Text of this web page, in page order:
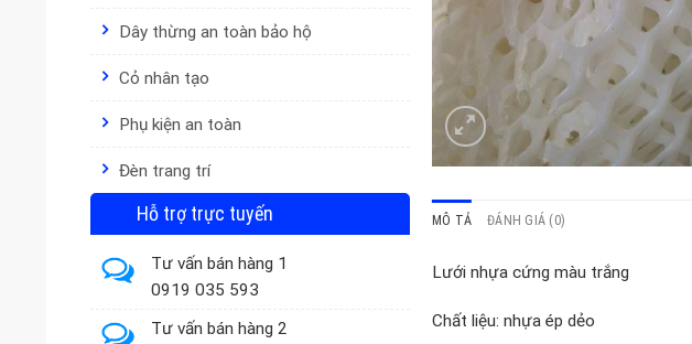
Dây thừng an toàn bảo hộ
Cỏ nhân tạo
Phụ kiện an toàn
Đèn trang trí
Hỗ trợ trực tuyến
Tư vấn bán hàng 1
0919 035 593
Tư vấn bán hàng 2
MÔ TẢ ĐÁNH GIÁ (0)
Lưới nhựa cứng màu trắng
Chất liệu: nhựa ép dẻo